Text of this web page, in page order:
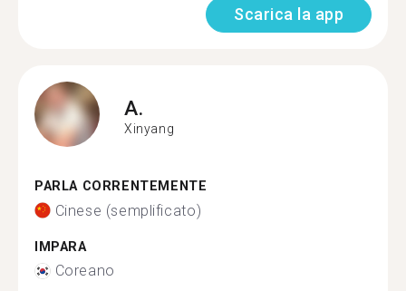
Scarica la app
A.
Xinyang
PARLA CORRENTEMENTE
Cinese (semplificato)
IMPARA
Coreano